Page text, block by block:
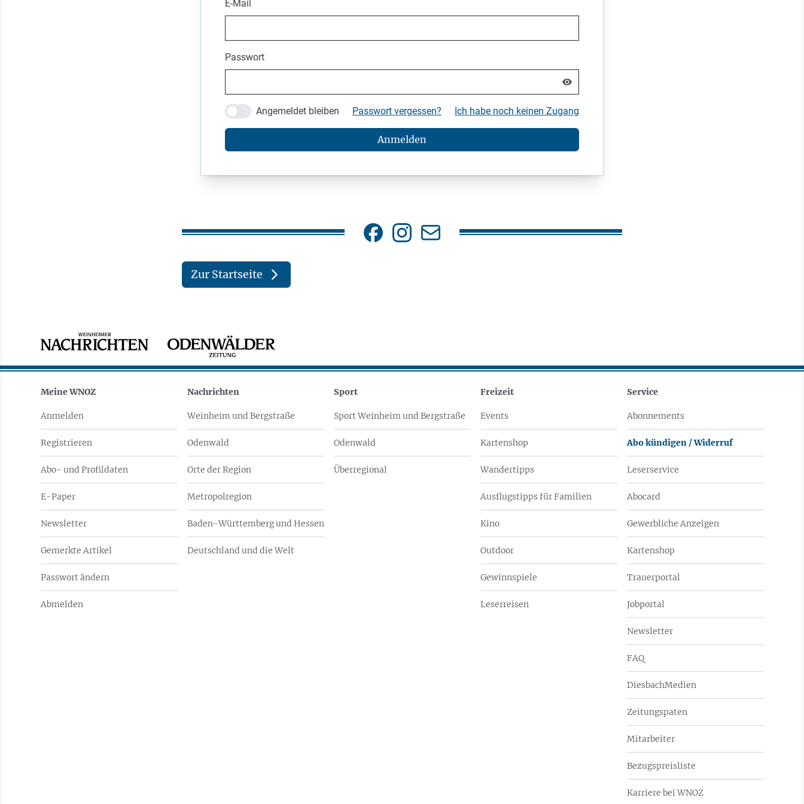
E-Mail
Passwort
Angemeldet bleiben Passwort vergessen? Ich habe noch keinen Zugang
Anmelden
Zur Startseite
Meine WNOZ
Anmelden
Registrieren
Abo- und Profildaten
E-Paper
Newsletter
Gemerkte Artikel
Passwort ändern
Abmelden
Nachrichten
Weinheim und Bergstraße
Odenwald
Orte der Region
Metropolregion
Baden-Württemberg und Hessen
Deutschland und die Welt
Sport
Sport Weinheim und Bergstraße
Odenwald
Überregional
Freizeit
Events
Kartenshop
Wandertipps
Ausflugstipps für Familien
Kino
Outdoor
Gewinnspiele
Leserreisen
Service
Abonnements
Abo kündigen / Widerruf
Leserservice
Abocard
Gewerbliche Anzeigen
Kartenshop
Trauerportal
Jobportal
Newsletter
FAQ
DiesbachMedien
Zeitungspaten
Mitarbeiter
Bezugspreisliste
Karriere bei WNOZ